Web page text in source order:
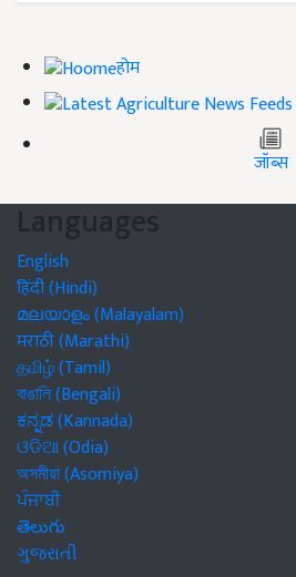
होम
जॉब्स
Languages
English
हिंदी (Hindi)
മലയാളം (Malayalam)
मराठी (Marathi)
தமிழ் (Tamil)
বাঙালি (Bengali)
ಕನ್ನಡ (Kannada)
ଓଡିଆ (Odia)
অসমীয়া (Asomiya)
ਪੰਜਾਬੀ
తెలుగు
ગુજરાતી